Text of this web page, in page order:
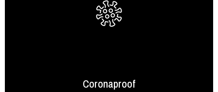
Coronaproof